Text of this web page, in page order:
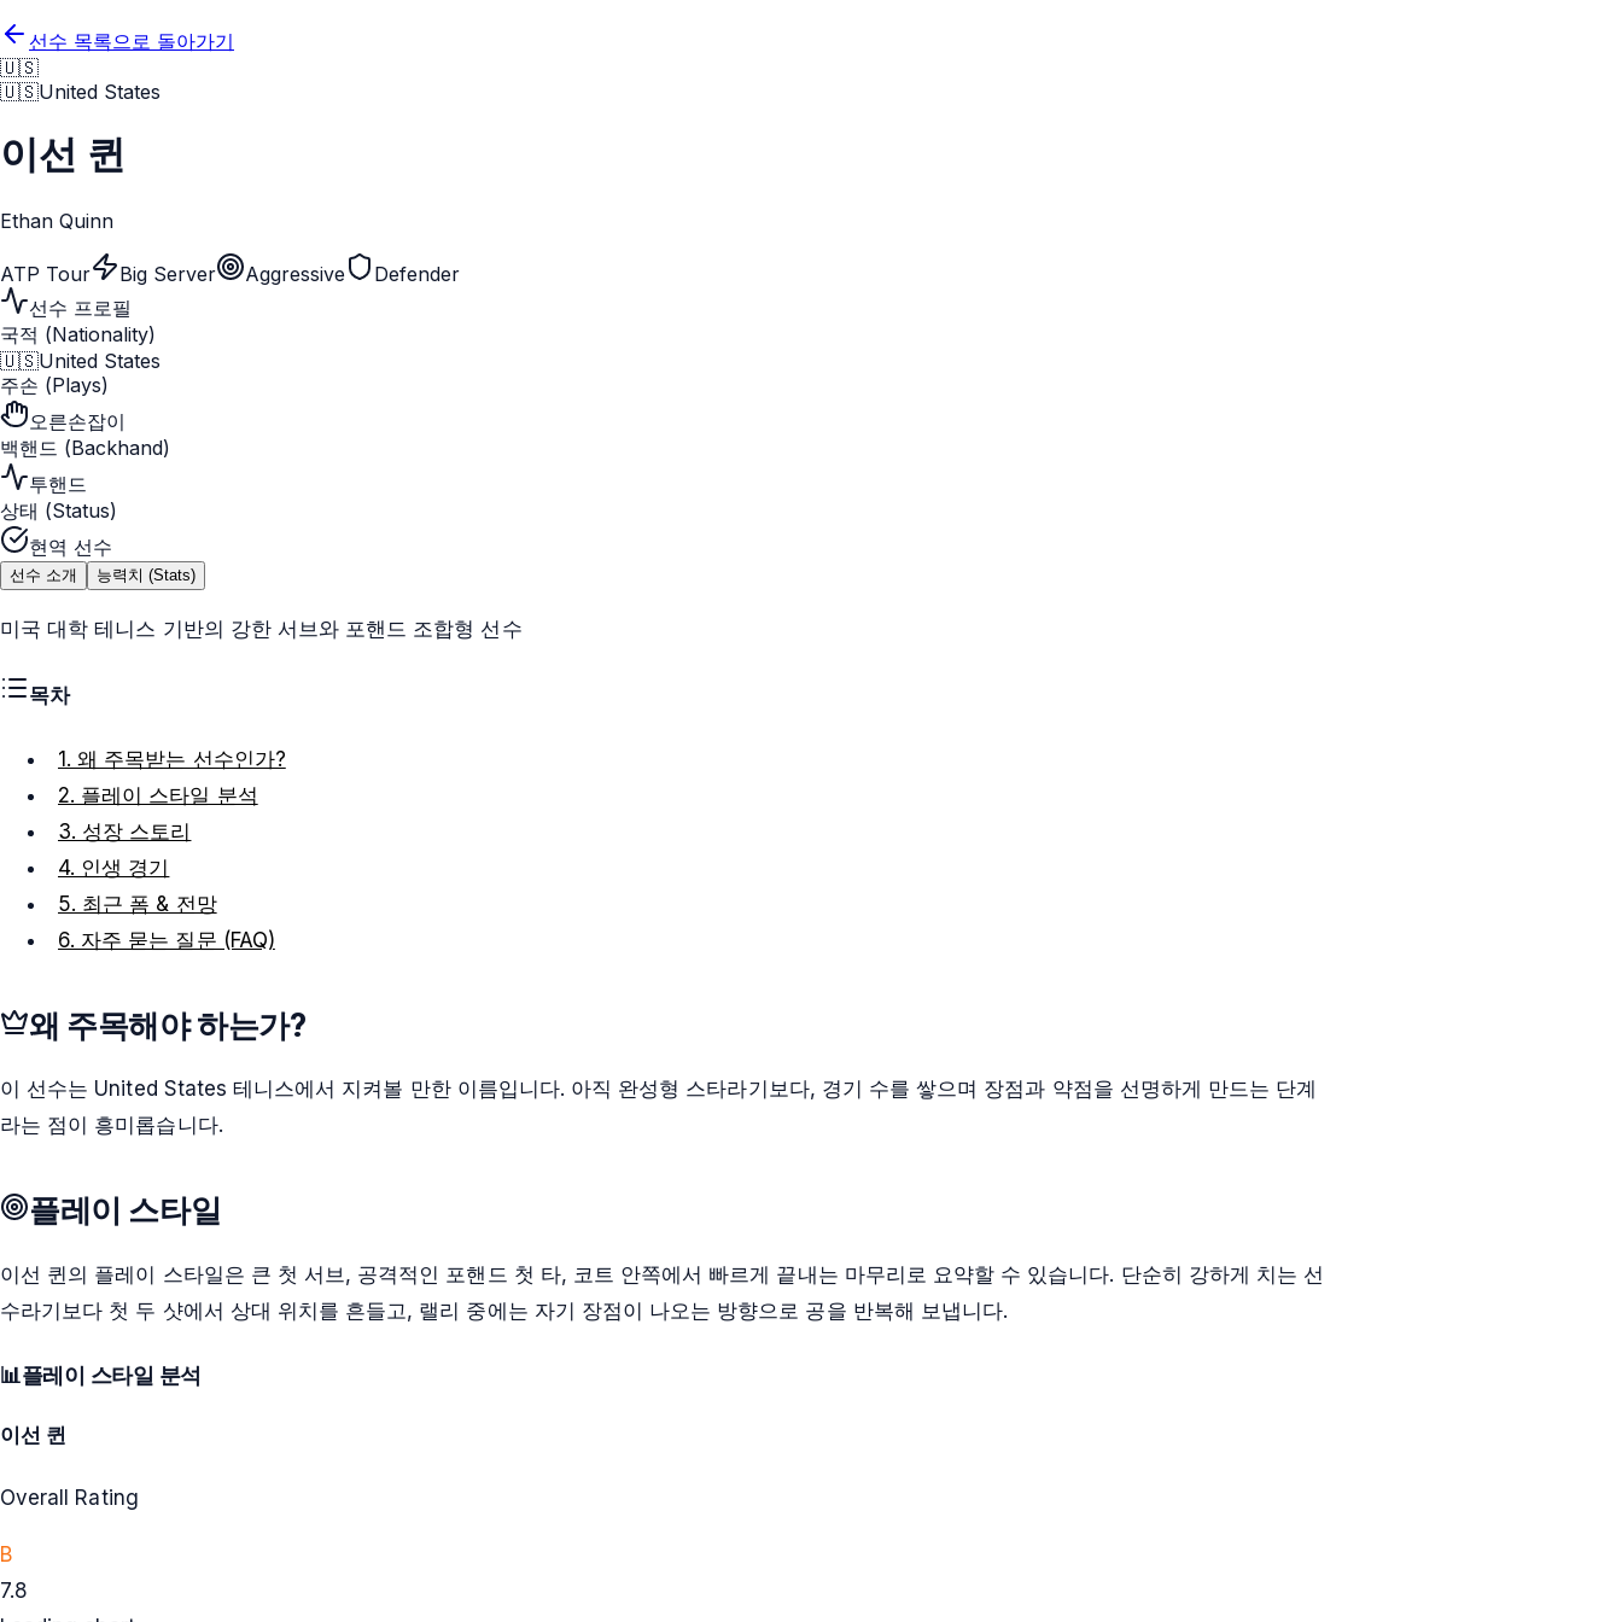
선수 목록으로 돌아가기
🇺🇸
🇺🇸United States
이선 퀸
Ethan Quinn
ATP Tour Big Server Aggressive
Defender
선수 프로필
국적 (Nationality)
🇺🇸United States
주손 (Plays)
오른손잡이
백핸드 (Backhand)
투핸드
상태 (Status)
현역 선수
선수 소개 능력치 (Stats)
미국 대학 테니스 기반의 강한 서브와 포핸드 조합형 선수
목차
1. 왜 주목받는 선수인가?
2. 플레이 스타일 분석
3. 성장 스토리
4. 인생 경기
5. 최근 폼 & 전망
6. 자주 묻는 질문 (FAQ)
왜 주목해야 하는가?
이 선수는 United States 테니스에서 지켜볼 만한 이름입니다. 아직 완성형 스타라기보다, 경기 수를 쌓으며 장점과 약점을 선명하게 만드는 단계
라는 점이 흥미롭습니다.
플레이 스타일
이선 퀸의 플레이 스타일은 큰 첫 서브, 공격적인 포핸드 첫 타, 코트 안쪽에서 빠르게 끝내는 마무리로 요약할 수 있습니다. 단순히 강하게 치는 선
수라기보다 첫 두 샷에서 상대 위치를 흔들고, 랠리 중에는 자기 장점이 나오는 방향으로 공을 반복해 보냅니다.
📊플레이 스타일 분석
이선 퀸
Overall Rating
B
7.8